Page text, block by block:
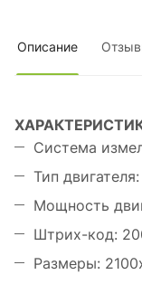
Описание
Система
Тип
Мощность
Штрих-код:
Размеры: